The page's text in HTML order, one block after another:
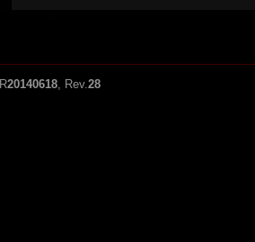
R20140618, Rev.28